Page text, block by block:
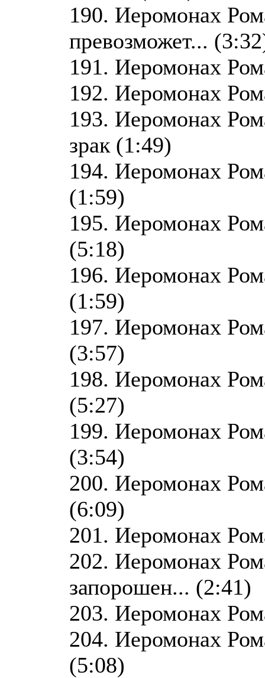
190. Иеромонах
превозможет...
191. Иеромонах
192. Иеромонах
193. Иеромонах
зрак (1:49)
194. Иеромонах
(1:59)
195. Иеромонах
(5:18)
196. Иеромонах
(1:59)
197. Иеромонах
(3:57)
198. Иеромонах
(5:27)
199. Иеромонах
(3:54)
200. Иеромонах
(6:09)
201. Иеромонах
202. Иеромонах
запорошен... (2:41)
203. Иеромонах
204. Иеромонах
(5:08)